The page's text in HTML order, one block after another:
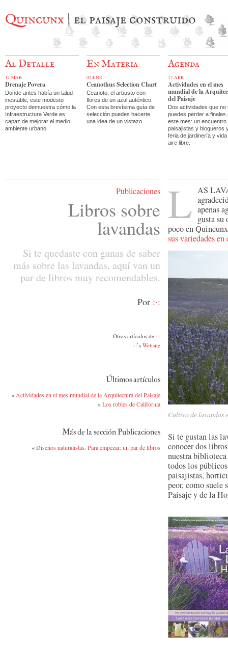
Quincunx | el paisaje construido
Al Detalle
11.MAR
Drenaje Povera
Donde antes había un talud
inestable, este modesto
proyecto demuestra cómo la
Infraestructura Verde es
capaz de mejorar el medio
ambiente urbano.
En Materia
05.ENE
Ceanothus Selection Chart
Ceanoto, el arbusto con
flores de un azul auténtico.
Con esta brevísima guía de
selección puedes hacerte
una idea de un vistazo.
Agenda
17.ABR
Actividades en el mes
mundial de la
del Paisaje
Dos actividades que no
puedes perder a finales
este mes: un encuentro
paisajistas y blogueros
feria de jardinería y vida
aire libre.
Publicaciones
Libros sobre
lavandas
Si te quedaste con ganas de saber
más sobre las lavandas, aquí van un
par de libros muy recomendables.
Por :·:
Otros artículos de :·:
:·:’s Website
Últimos artículos
« Actividades en el mes mundial de la Arquitectura del Paisaje
»Los robles de California
Más de la sección Publicaciones
«Diseños naturalistas. Para empezar: un par de libros
L as
apenas
gusta
poco en
sus variedades
Cultivo de lavandas
Si te gustan las
conocer dos
nuestra
todos los
paisajistas,
peor, como suele
Paisaje y de la